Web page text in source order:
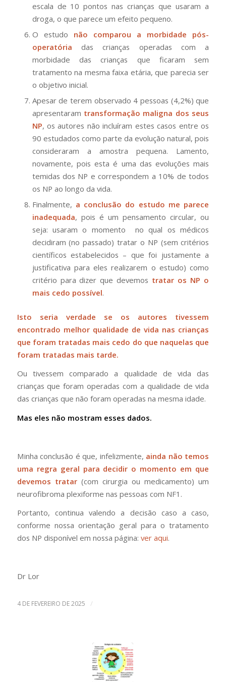
escala de 10 pontos nas crianças que usaram a
droga, o que parece um efeito pequeno.
O estudo não comparou a morbidade pós-
operatória das crianças operadas com a
morbidade das crianças que ficaram sem
tratamento na mesma faixa etária, que parecia ser
o objetivo inicial.
Apesar de terem observado 4 pessoas (4,2%) que
apresentaram transformação maligna dos seus
NP, os autores não incluíram estes casos entre os
90 estudados como parte da evolução natural, pois
consideraram a amostra pequena. Lamento,
novamente, pois esta é uma das evoluções mais
temidas dos NP e correspondem a 10% de todos
os NP ao longo da vida.
Finalmente, a conclusão do estudo me parece
inadequada, pois é um pensamento circular, ou
seja: usaram o momento no qual os médicos
decidiram (no passado) tratar o NP (sem critérios
científicos estabelecidos – que foi justamente a
justificativa para eles realizarem o estudo) como
critério para dizer que devemos tratar os NP o
mais cedo possível.
Isto seria verdade se os autores tivessem
encontrado melhor qualidade de vida nas crianças
que foram tratadas mais cedo do que naquelas que
foram tratadas mais tarde.
Ou tivessem comparado a qualidade de vida das
crianças que foram operadas com a qualidade de vida
das crianças que não foram operadas na mesma idade.
Mas eles não mostram esses dados.
Minha conclusão é que, infelizmente, ainda não temos
uma regra geral para decidir o momento em que
devemos tratar(com cirurgia ou medicamento) um
neurofibroma plexiforme nas pessoas com NF1.
Portanto, continua valendo a decisão caso a caso,
conforme nossa orientação geral para o tratamento
dos NP disponível em nossa página: ver aqui.
Dr Lor
4 DE FEVEREIRO DE 2025 /